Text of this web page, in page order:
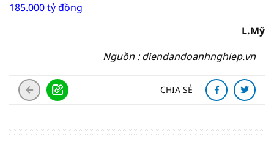
185.000 tỷ đồng
L.Mỹ
Nguồn : diendandoanhnghiep.vn
CHIA SẺ